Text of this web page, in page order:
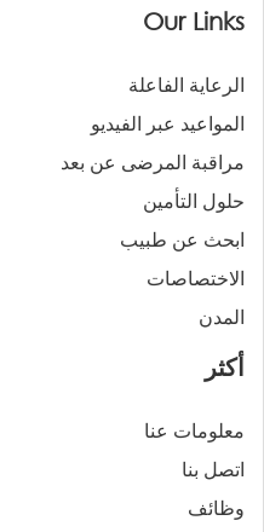
Our Links
الرعاية الفاعلة
المواعيد عبر الفيديو
مراقبة المرضى عن بعد
حلول التأمين
ابحث عن طبيب
الاختصاصات
المدن
أكثر
معلومات عنا
اتصل بنا
وظائف